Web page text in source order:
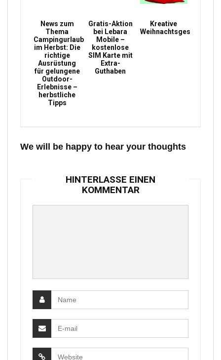
News zum
Thema
Campingurlaub
im Herbst: Die
richtige
Ausrüstung
für gelungene
Outdoor-
Erlebnisse –
herbstliche
Tipps
Gratis-Aktion
bei Lebara
Mobile –
kostenlose
SIM Karte mit
Extra-
Guthaben
Kreative
Weihnachtsgeschenke
We will be happy to hear your thoughts
HINTERLASSE EINEN
KOMMENTAR